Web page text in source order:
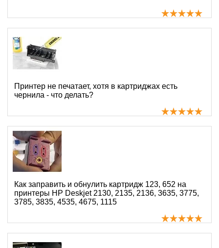
Принтер не печатает, хотя в картриджах есть
чернила - что делать?
Как заправить и обнулить картридж 123, 652 на
принтеры HP Deskjet 2130, 2135, 2136, 3635, 3775,
3785, 3835, 4535, 4675, 1115